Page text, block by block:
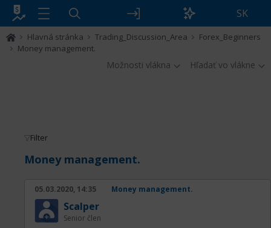
SK
Hlavná stránka Trading_Discussion_Area
Forex_Beginners
Money management.
Možnosti vlákna Hľadať vo vlákne
Filter
Money management.
05.03.2020, 14:35 Money management.
Scalper
Senior člen